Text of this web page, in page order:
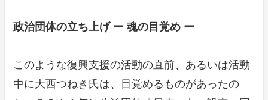
政治団体の立ち上げ ー 魂の目覚め ー
このような復興支援の活動の直前、あるいは活動
中に大西つねき氏は、目覚めるものがあったの